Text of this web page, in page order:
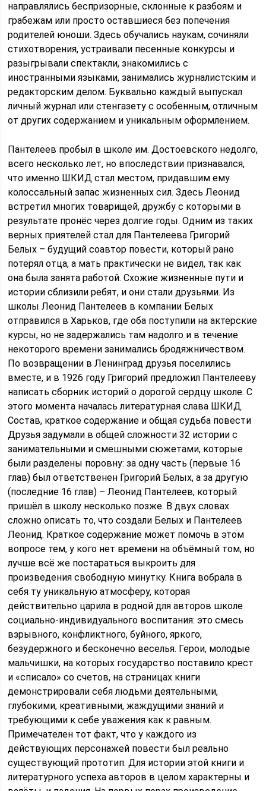
направлялись беспризорные, склонные к разбоям и
грабежам или просто оставшиеся без попечения
родителей юноши. Здесь обучались наукам, сочиняли
стихотворения, устраивали песенные конкурсы и
разыгрывали спектакли, знакомились с
иностранными языками, занимались журналистским и
редакторским делом. Буквально каждый выпускал
личный журнал или стенгазету с особенным, отличным
от других содержанием и уникальным оформлением.
Пантелеев пробыл в школе им. Достоевского недолго,
всего несколько лет, но впоследствии признавался,
что именно ШКИД стал местом, придавшим ему
колоссальный запас жизненных сил. Здесь Леонид
встретил многих товарищей, дружбу с которыми в
результате пронёс через долгие годы. Одним из таких
верных приятелей стал для Пантелеева Григорий
Белых – будущий соавтор повести, который рано
потерял отца, а мать практически не видел, так как
она была занята работой. Схожие жизненные пути и
истории сблизили ребят, и они стали друзьями. Из
школы Леонид Пантелеев в компании Белых
отправился в Харьков, где оба поступили на актерские
курсы, но не задержались там надолго и в течение
некоторого времени занимались бродяжничеством.
По возвращении в Ленинград друзья поселились
вместе, и в 1926 году Григорий предложил Пантелееву
написать сборник историй о дорогой сердцу школе. С
этого момента началась литературная слава ШКИД.
Состав, краткое содержание и общая судьба повести
Друзья задумали в общей сложности 32 истории с
занимательными и смешными сюжетами, которые
были разделены поровну: за одну часть (первые 16
глав) был ответственен Григорий Белых, а за другую
(последние 16 глав) – Леонид Пантелеев, который
пришёл в школу несколько позже. В двух словах
сложно описать то, что создали Белых и Пантелеев
Леонид. Краткое содержание может помочь в этом
вопросе тем, у кого нет времени на объёмный том, но
лучше всё же постараться выкроить для
произведения свободную минутку. Книга вобрала в
себя ту уникальную атмосферу, которая
действительно царила в родной для авторов школе
социально-индивидуального воспитания: это смесь
взрывного, конфликтного, буйного, яркого,
безудержного и бесконечно веселья. Герои, молодые
мальчишки, на которых государство поставило крест
и «списало» со счетов, на страницах книги
демонстрировали себя людьми деятельными,
глубокими, креативными, жаждущими знаний и
требующими к себе уважения как к равным.
Примечателен тот факт, что у каждого из
действующих персонажей повести был реально
существующий прототип. Для истории этой книги и
литературного успеха авторов в целом характерны и